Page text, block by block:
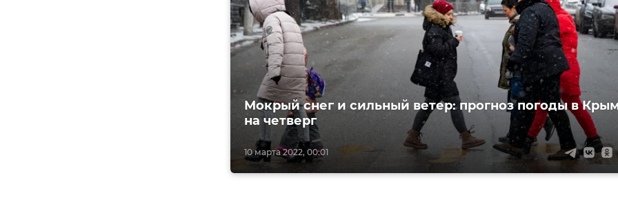
10 марта 2022, 00:01
Мокрый снег и сильный ветер: прогноз погоды в
на четверг